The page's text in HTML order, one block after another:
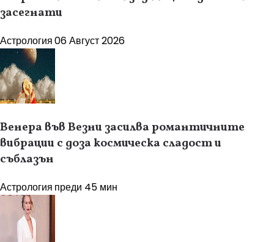
засегнати
Астрология06 Август 2026
Венера във Везни засилва романтичните
вибрации с доза космическа сладост и
съблазън
Астрология преди 45 мин